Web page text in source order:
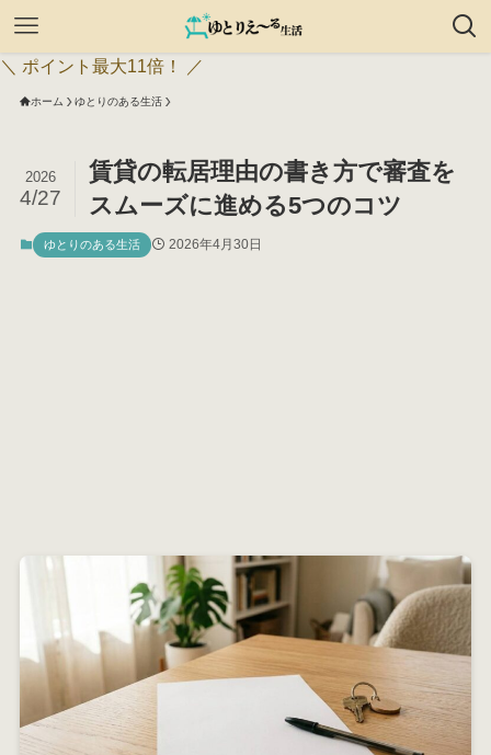
＼ ポイント最大11倍！ ／
ホーム ゆとりのある生活
賃貸の転居理由の書き方で審査を
スムーズに進める5つのコツ
2026
4/27
ゆとりのある生活 2026年4月30日